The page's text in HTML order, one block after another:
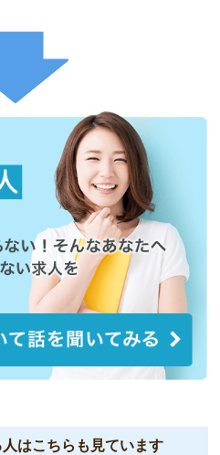
はこちらも見ています